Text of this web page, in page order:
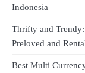
Indonesia
Thrifty and
Preloved and
Best Multi